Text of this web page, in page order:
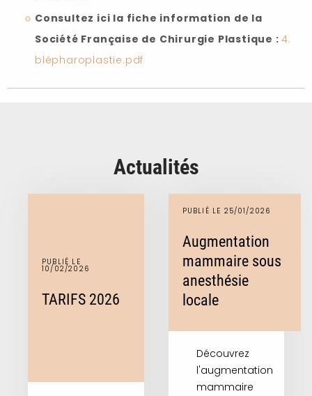
Consultez ici la fiche information de la
Société Française de Chirurgie Plastique :4.
blépharoplastie.pdf
Actualités
PUBLIÉ LE
10/02/2026
TARIFS 2026
PUBLIÉ LE 25/01/2026
Augmentation
mammaire sous
anesthésie
locale
Découvrez
l'augmentation
mammaire